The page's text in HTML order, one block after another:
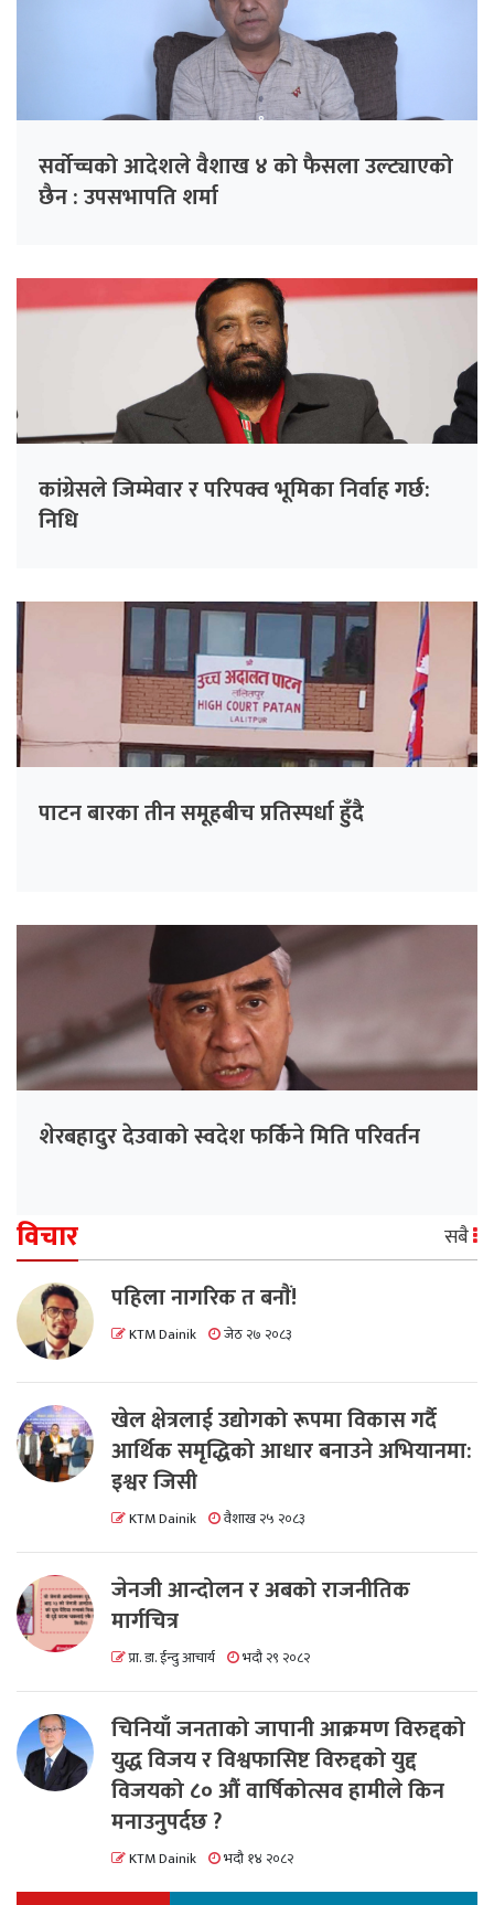
सर्वोच्चको आदेशले वैशाख ४ को फैसला उल्ट्याएको
छैन : उपसभापति शर्मा
कांग्रेसले जिम्मेवार र परिपक्व भूमिका निर्वाह गर्छ:
निधि
पाटन बारका तीन समूहबीच प्रतिस्पर्धा हुँदै
शेरबहादुर देउवाको स्वदेश फर्किने मिति परिवर्तन
विचार सबै
पहिला नागरिक त बनाैं!
KTM Dainik जेठ २७ २०८३
खेल क्षेत्रलाई उद्योगको रूपमा विकास गर्दै
आर्थिक समृद्धिको आधार बनाउने अभियानमा:
इश्वर जिसी
KTM Dainik वैशाख २५ २०८३
जेनजी आन्दोलन र अबको राजनीतिक
मार्गचित्र
प्रा. डा. ईन्दु आचार्य भदौ २९ २०८२
चिनियाँ जनताको जापानी आक्रमण विरुद्दको
युद्ध विजय र विश्वफासिष्ट विरुद्दको युद्द
विजयको ८० औं वार्षिकोत्सव हामीले किन
मनाउनुपर्दछ ?
KTM Dainik भदौ १४ २०८२